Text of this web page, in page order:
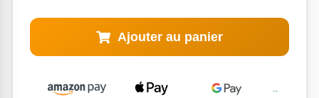
Ajouter au panier